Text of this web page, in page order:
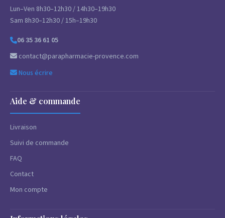
Lun–Ven 8h30–12h30 / 14h30–19h30
Sam 8h30–12h30 / 15h–19h30
06 35 36 61 05
contact@parapharmacie-provence.com
Nous écrire
Aide & commande
Livraison
Suivi de commande
FAQ
Contact
Mon compte